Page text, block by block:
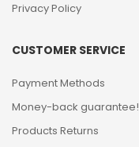
Privacy Policy
CUSTOMER SERVICE
Payment Methods
Money-back guarantee!
Products Returns